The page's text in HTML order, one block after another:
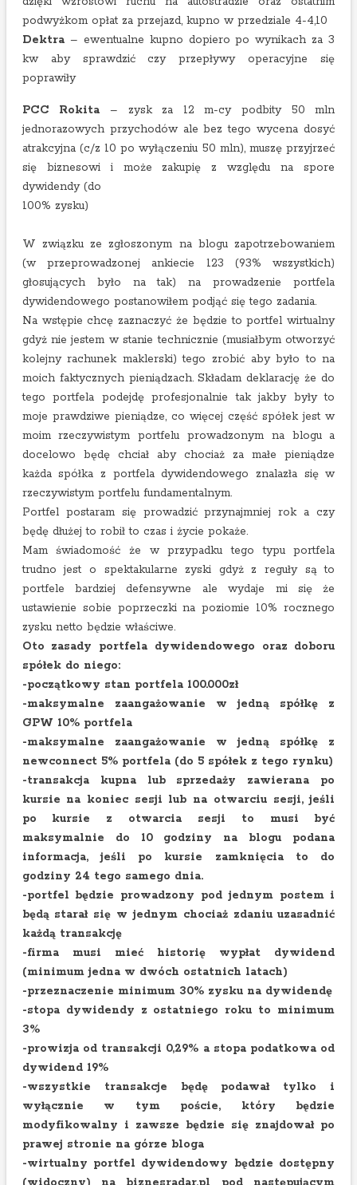
podwyżkom opłat za przejazd, kupno w przedziale 4-4,10
Dektra – ewentualne kupno dopiero po wynikach za 3
kw aby sprawdzić czy przepływy operacyjne się
poprawiły
PCC Rokita – zysk za 12 m-cy podbity 50 mln
jednorazowych przychodów ale bez tego wycena dosyć
atrakcyjna (c/z 10 po wyłączeniu 50 mln), muszę przyjrzeć
się biznesowi i może zakupię z względu na spore
dywidendy (do
100% zysku)
W związku ze zgłoszonym na blogu zapotrzebowaniem
(w przeprowadzonej ankiecie 123 (93% wszystkich)
głosujących było na tak) na prowadzenie portfela
dywidendowego postanowiłem podjąć się tego zadania.
Na wstępie chcę zaznaczyć że będzie to portfel wirtualny
gdyż nie jestem w stanie technicznie (musiałbym otworzyć
kolejny rachunek maklerski) tego zrobić aby było to na
moich faktycznych pieniądzach. Składam deklarację że do
tego portfela podejdę profesjonalnie tak jakby były to
moje prawdziwe pieniądze, co więcej część spółek jest w
moim rzeczywistym portfelu prowadzonym na blogu a
docelowo będę chciał aby chociaż za małe pieniądze
każda spółka z portfela dywidendowego znalazła się w
rzeczywistym portfelu fundamentalnym.
Portfel postaram się prowadzić przynajmniej rok a czy
będę dłużej to robił to czas i życie pokaże.
Mam świadomość że w przypadku tego typu portfela
trudno jest o spektakularne zyski gdyż z reguły są to
portfele bardziej defensywne ale wydaje mi się że
ustawienie sobie poprzeczki na poziomie 10% rocznego
zysku netto będzie właściwe.
Oto zasady portfela dywidendowego oraz doboru
spółek do niego:
-początkowy stan portfela 100.000zł
-maksymalne zaangażowanie w jedną spółkę z
GPW 10% portfela
-maksymalne zaangażowanie w jedną spółkę z
newconnect 5% portfela (do 5 spółek z tego rynku)
-transakcja kupna lub sprzedaży zawierana po
kursie na koniec sesji lub na otwarciu sesji, jeśli
po kursie z otwarcia sesji to musi być
maksymalnie do 10 godziny na blogu podana
informacja, jeśli po kursie zamknięcia to do
godziny 24 tego samego dnia.
-portfel będzie prowadzony pod jednym postem i
będą starał się w jednym chociaż zdaniu uzasadnić
każdą transakcję
-firma musi mieć historię wypłat dywidend
(minimum jedna w dwóch ostatnich latach)
-przeznaczenie minimum 30% zysku na dywidendę
-stopa dywidendy z ostatniego roku to minimum
3%
-prowizja od transakcji 0,29% a stopa podatkowa od
dywidend 19%
-wszystkie transakcje będę podawał tylko i
wyłącznie w tym poście, który będzie
modyfikowalny i zawsze będzie się znajdował po
prawej stronie na górze bloga
-wirtualny portfel dywidendowy będzie dostępny